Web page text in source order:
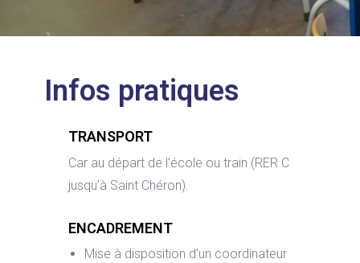
Infos pratiques
TRANSPORT
Car au départ de l’école ou train (RER C
jusqu’à Saint Chéron).
ENCADREMENT
Mise à disposition d’un coordinateur